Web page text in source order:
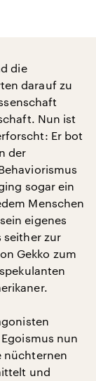
die
darauf zu
Nun ist
Er bot
der
sogar ein
Menschen
eigenes
seither zur
Gekko zum
nun
nüchternen
und